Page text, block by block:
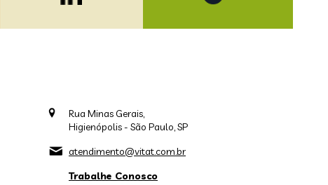
Rua Minas Gerais,
Higienópolis - São Paulo, SP
atendimento@vitat.com.br
Trabalhe Conosco